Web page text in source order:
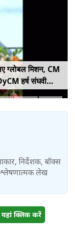
ग्लोबल मिशन, CM
हर्ष संघवी
मोर्चा
निर्देशक, बॉक्स
लेख
क्लिक करें